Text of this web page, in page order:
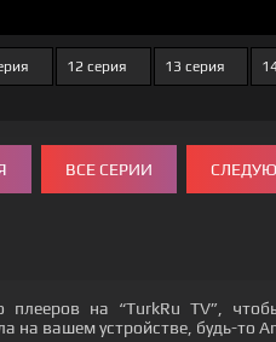
12 серия 13 серия
ВСЕ СЕРИИ
на “TurkRu TV”,
на вашем устройстве, будь-то